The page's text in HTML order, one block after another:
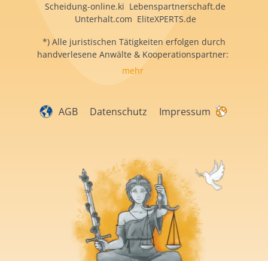
Scheidung-online.ki Lebenspartnerschaft.de
Unterhalt.com EliteXPERTS.de
*) Alle juristischen Tätigkeiten erfolgen durch
handverlesene Anwälte & Kooperationspartner:
mehr
AGB Datenschutz Impressum